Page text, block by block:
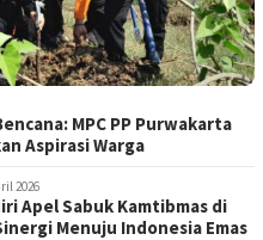
MPC PP Purwakarta
Aspirasi Warga
2026
Apel Sabuk Kamtibmas di
Menuju Indonesia Emas